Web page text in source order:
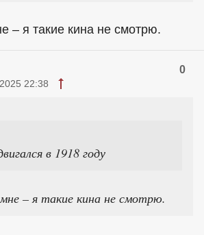
– я такие кина не смотрю.
0
22:38
в 1918 году
– я такие кина не смотрю.